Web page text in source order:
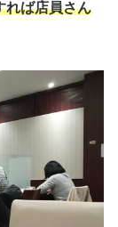
れば店員さん